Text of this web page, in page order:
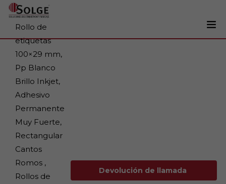
Soluciones
Impresoras
Etiquetadoras
Etiquetas
Tintas
Marcaje
Servicios
Rollo de
etiquetas
100×29 mm,
Pp Blanco
Brillo Inkjet,
Adhesivo
Permanente
Muy Fuerte,
Rectangular
Cantos
Romos ,
Rollos de
Devolución de llamada